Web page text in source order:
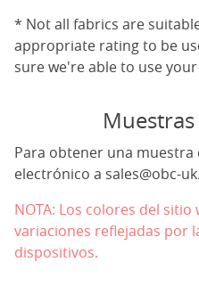
* Not all fabrics are
appropriate rating to be
sure we're able to use
Para obtener una
electrónico a sales@obc-
NOTA: Los colores del
variaciones reflejadas por
dispositivos.